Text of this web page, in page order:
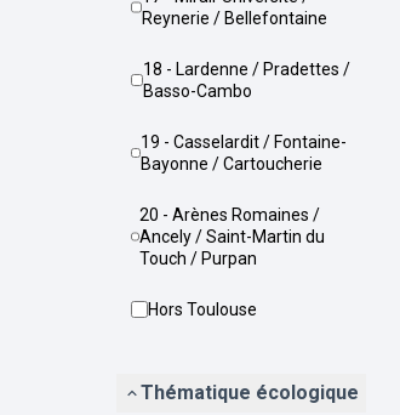
Reynerie / Bellefontaine
18 - Lardenne / Pradettes /
Basso-Cambo
19 - Casselardit / Fontaine-
Bayonne / Cartoucherie
20 - Arènes Romaines /
Ancely / Saint-Martin du
Touch / Purpan
Hors Toulouse
Thématique écologique